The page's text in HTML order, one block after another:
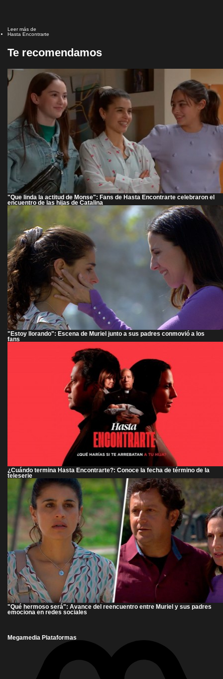
Leer más de
Hasta Encontrarte
Te recomendamos
"Que linda la actitud de Monse": Fans de Hasta Encontrarte celebraron el
encuentro de las hijas de Catalina
"Estoy llorando": Escena de Muriel junto a sus padres conmovió a los
fans
¿Cuándo termina Hasta Encontrarte?: Conoce la fecha de término de la
teleserie
"Qué hermoso será": Avance del reencuentro entre Muriel y sus padres
emociona en redes sociales
Megamedia Plataformas